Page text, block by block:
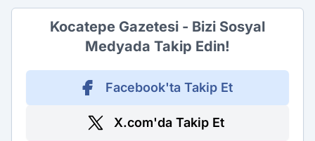
Kocatepe Gazetesi - Bizi Sosyal
Medyada Takip Edin!
Facebook'ta Takip Et
X.com'da Takip Et